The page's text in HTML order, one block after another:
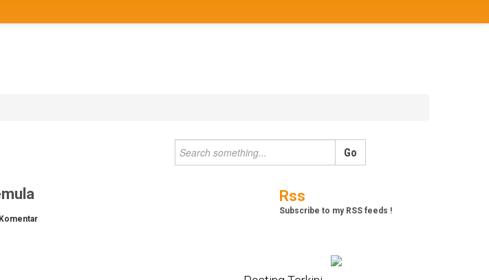
Komentar
Rss
Subscribe to my RSS feeds !